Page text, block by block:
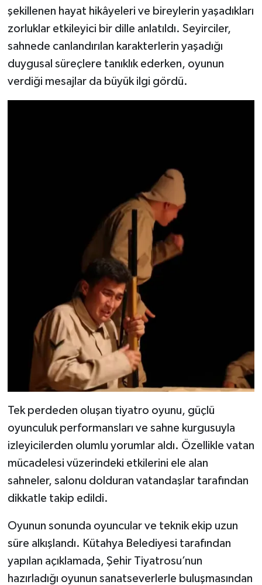
şekillenen hayat hikâyeleri ve bireylerin yaşadıkları
zorluklar etkileyici bir dille anlatıldı. Seyirciler,
sahnede canlandırılan karakterlerin yaşadığı
duygusal süreçlere tanıklık ederken, oyunun
verdiği mesajlar da büyük ilgi gördü.
Tek perdeden oluşan tiyatro oyunu, güçlü
oyunculuk performansları ve sahne kurgusuyla
izleyicilerden olumlu yorumlar aldı. Özellikle vatan
mücadelesi vüzerindeki etkilerini ele alan
sahneler, salonu dolduran vatandaşlar tarafından
dikkatle takip edildi.
Oyunun sonunda oyuncular ve teknik ekip uzun
süre alkışlandı. Kütahya Belediyesi tarafından
yapılan açıklamada, Şehir Tiyatrosu’nun
hazırladığı oyunun sanatseverlerle buluşmasından